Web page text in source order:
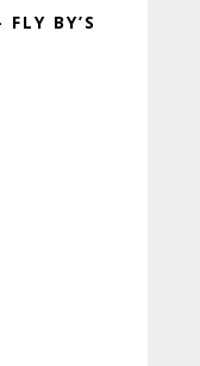
BY’S